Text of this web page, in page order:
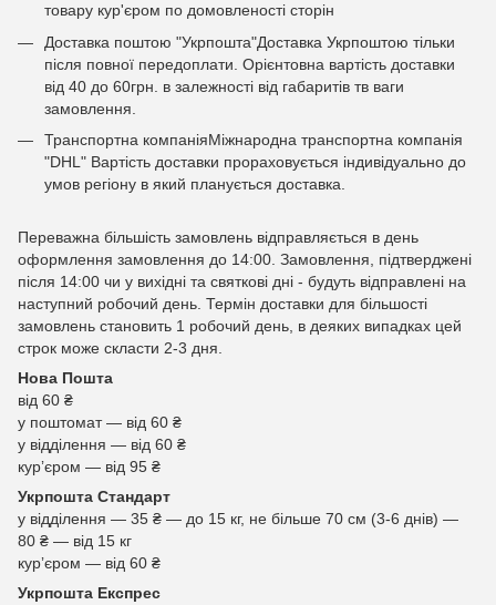
товару кур'єром по домовленості сторін
Доставка поштою "Укрпошта"Доставка Укрпоштою тільки
після повної передоплати. Орієнтовна вартість доставки
від 40 до 60грн. в залежності від габаритів тв ваги
замовлення.
Транспортна компаніяМіжнародна транспортна компанія
"DHL" Вартість доставки прораховується індивідуально до
умов регіону в який планується доставка.
Переважна більшість замовлень відправляється в день
оформлення замовлення до 14:00. Замовлення, підтверджені
після 14:00 чи у вихідні та святкові дні - будуть відправлені на
наступний робочий день. Термін доставки для більшості
замовлень становить 1 робочий день, в деяких випадках цей
строк може скласти 2-3 дня.
Нова Пошта
від 60 ₴
у поштомат — від 60 ₴
у відділення — від 60 ₴
курʼєром — від 95 ₴
Укрпошта Стандарт
у відділення — 35 ₴ — до 15 кг, не більше 70 см (3-6 днів) —
80 ₴ — від 15 кг
курʼєром — від 60 ₴
Укрпошта Експрес